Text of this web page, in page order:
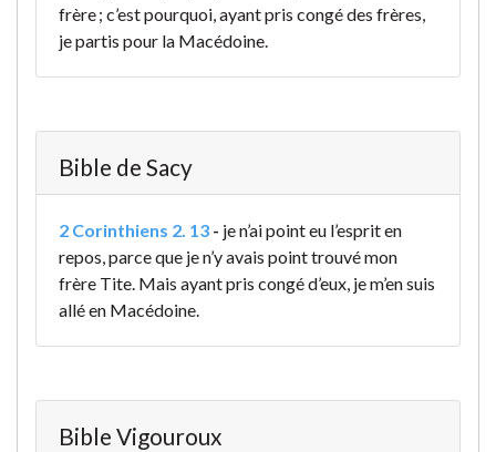
frère ; c’est pourquoi, ayant pris congé des frères,
je partis pour la Macédoine.
Bible de Sacy
2 Corinthiens 2. 13 - je n’ai point eu l’esprit en
repos, parce que je n’y avais point trouvé mon
frère Tite. Mais ayant pris congé d’eux, je m’en suis
allé en Macédoine.
Bible Vigouroux